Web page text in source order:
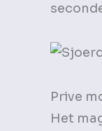
Prive
Het